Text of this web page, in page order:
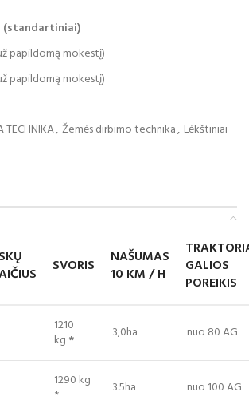
(standartiniai)
papildomą mokestį)
papildomą mokestį)
TECHNIKA, Žemės dirbimo technika, Lėkštiniai
SVORIS
NAŠUMAS
10 KM / H
GALIOS
POREIKIS
1210
kg * 3,0ha nuo 80 AG
1290 kg
*
3.5ha nuo 100 AG